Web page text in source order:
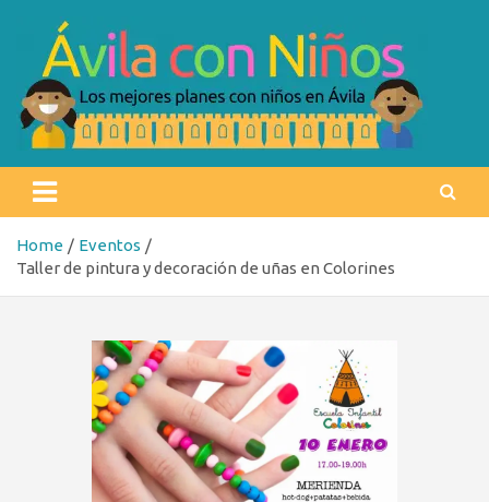
content
Ávila con niños
Home
Eventos
Taller de pintura y decoración de uñas en Colorines